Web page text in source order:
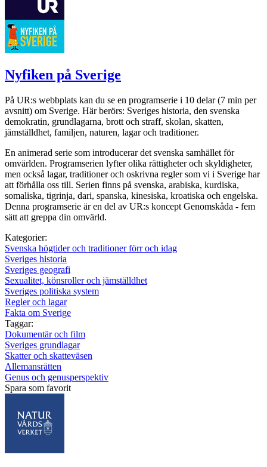
Nyfiken på Sverige
På UR:s webbplats kan du se en programserie i 10 delar (7 min per
avsnitt) om Sverige. Här berörs: Sveriges historia, den svenska
demokratin, grundlagarna, brott och straff, skolan, skatten,
jämställdhet, familjen, naturen, lagar och traditioner.
En animerad serie som introducerar det svenska samhället för
omvärlden. Programserien lyfter olika rättigheter och skyldigheter,
men också lagar, traditioner och oskrivna regler som vi i Sverige har
att förhålla oss till. Serien finns på svenska, arabiska, kurdiska,
somaliska, tigrinja, dari, spanska, kinesiska, kroatiska och engelska.
Denna programserie är en del av UR:s koncept Genomskåda - fem
sätt att greppa din omvärld.
Kategorier:
Svenska högtider och traditioner förr och idag
Sveriges historia
Sveriges geografi
Sexualitet, könsroller och jämställdhet
Sveriges politiska system
Regler och lagar
Fakta om Sverige
Taggar:
Dokumentär och film
Sveriges grundlagar
Skatter och skatteväsen
Allemansrätten
Genus och genusperspektiv
Spara som favorit